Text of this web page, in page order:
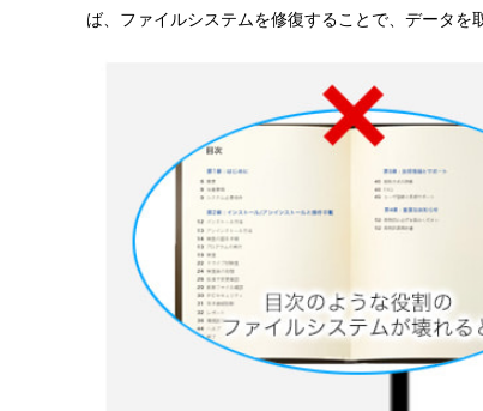
ば、ファイルシステムを修復することで、データを